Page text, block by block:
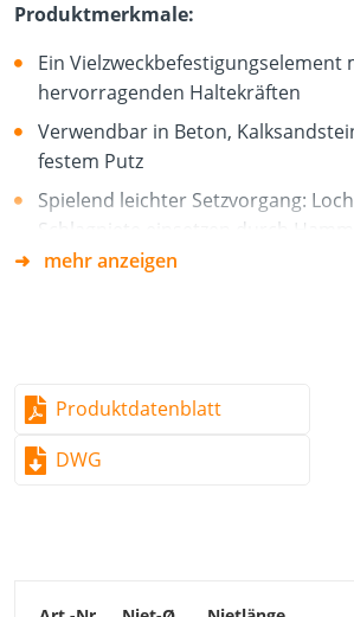
Produktmerkmale:
Ein Vielzweckbefestigungselement
hervorragenden Haltekräften
Verwendbar in Beton,
festem Putz
Spielend leichter Setzvorgang:
Schlagniete einsetzen durch
fertig
Alu-, Blech-, Wandanschluß- und
Lichtkuppeln, Dachgullys,
Schwimmbecken
mehr anzeigen
Produktdatenblatt
DWG